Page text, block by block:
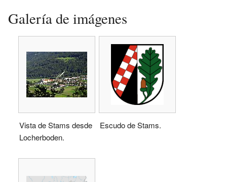
Galería de imágenes
Vista de Stams desde
Locherboden.
Escudo de Stams.